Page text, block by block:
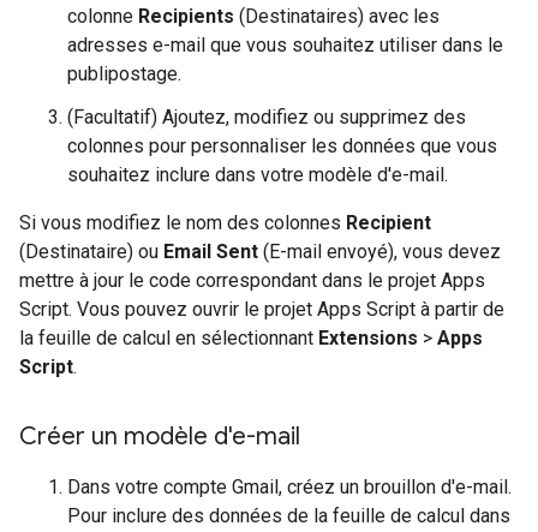
colonne Recipients (Destinataires) avec les
adresses e-mail que vous souhaitez utiliser dans le
publipostage.
(Facultatif) Ajoutez, modifiez ou supprimez des
colonnes pour personnaliser les données que vous
souhaitez inclure dans votre modèle d'e-mail.
Si vous modifiez le nom des colonnes Recipient
(Destinataire) ou Email Sent (E-mail envoyé), vous devez
mettre à jour le code correspondant dans le projet Apps
Script. Vous pouvez ouvrir le projet Apps Script à partir de
la feuille de calcul en sélectionnant Extensions > Apps
Script.
Créer un modèle d'e-mail
Dans votre compte Gmail, créez un brouillon d'e-mail.
Pour inclure des données de la feuille de calcul dans